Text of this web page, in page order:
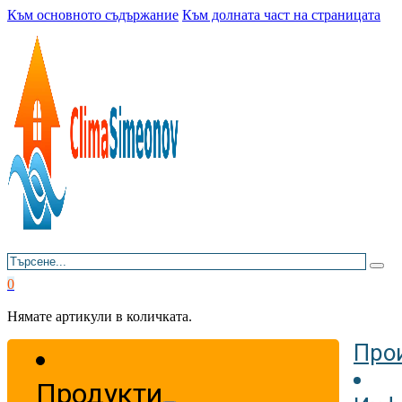
Към основното съдържание Към долната част на страницата
Търсене
0
Нямате артикули в количката.
Продукти